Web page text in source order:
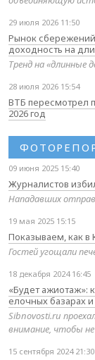
29 июля 2026 11:50
Рынок
доходность на
Тренд на «длинные
28 июля 2026 15:54
ВТБ пересмотрел
2026 год
09 июня 2025 15:40
Журналистов
Нападавших
19 мая 2025 15:15
Показываем, как в
Гостей угощали
18 декабря 2024 16:45
«Будет ажиотаж»:
елочных базарах
Sibnovosti.ru
внимание, чтобы
15 сентября 2024 21:30